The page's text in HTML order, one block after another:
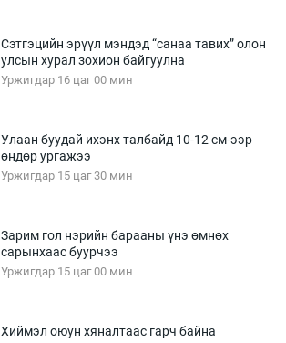
Сэтгэцийн эрүүл мэндэд “санаа тавих” олон
улсын хурал зохион байгуулна
Уржигдар 16 цаг 00 мин
Улаан буудай ихэнх талбайд 10-12 см-ээр
өндөр ургажээ
Уржигдар 15 цаг 30 мин
Зарим гол нэрийн барааны үнэ өмнөх
сарынхаас буурчээ
Уржигдар 15 цаг 00 мин
Хиймэл оюун хяналтаас гарч байна